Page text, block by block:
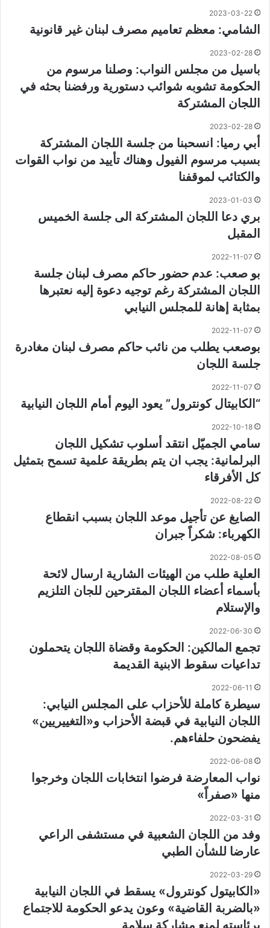
2023-03-22
الشامي: معظم تعاميم مصرف لبنان غير قانونية
2023-02-28
باسيل من مجلس النواب: وصلنا مرسوم من
الحكومة تشوبه شوائب دستورية ورفضنا بحثه في
اللجان المشتركة
2023-02-28
أبي رميا: انسحبنا من جلسة اللجان المشتركة
بسبب مرسوم الفيول وهناك تأييد من نواب القوات
والكتائب لموقفنا
2023-01-03
بري دعا اللجان المشتركة الى جلسة الخميس
المقبل
2022-11-07
بو صعب: عدم حضور حاكم مصرف لبنان جلسة
اللجان المشتركة رغم توجيه دعوة إليه نعتبرها
بمثابة إهانة للمجلس النيابي
2022-11-07
بوصعب يطلب من نائب حاكم مصرف لبنان مغادرة
جلسة اللجان
2022-11-07
“الكابيتال كونترول” يعود اليوم أمام اللجان النيابية
2022-10-18
سامي الجميّل انتقد أسلوب تشكيل اللجان
البرلمانية: يجب ان يتم بطريقة علمية تسمح بتمثيل
كل الأفرقاء
2022-08-22
الصايغ عن تأجيل موعد اللجان بسبب انقطاع
الكهرباء: شكراً جبران
2022-08-05
العلية طلب من الهيئات الشارية ارسال لائحة
بأسماء أعضاء اللجان المقترحين للجان التلزيم
والإستلام
2022-06-30
تجمع المالكين: الحكومة وقضاة اللجان يتحملون
تداعيات سقوط الابنية القديمة
2022-06-11
سيطرة كاملة للأحزاب على المجلس النيابي:
اللجان النيابية في قبضة الأحزاب و«التغييريين»
يفضحون حلفاءهم.
2022-06-08
نواب المعارضة فرضوا انتخابات اللجان وخرجوا
منها «صفراً»
2022-03-31
وفد من اللجان الشعبية في مستشفى الراعي
عارضا للشأن الطبي
2022-03-29
«الكابيتول كونترول» يسقط في اللجان النيابية
«بالضربة القاضية» وعون يدعو الحكومة للاجتماع